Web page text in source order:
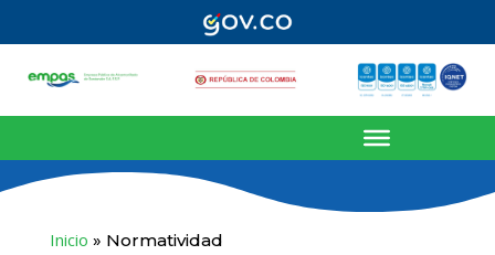
Inicio » Normatividad